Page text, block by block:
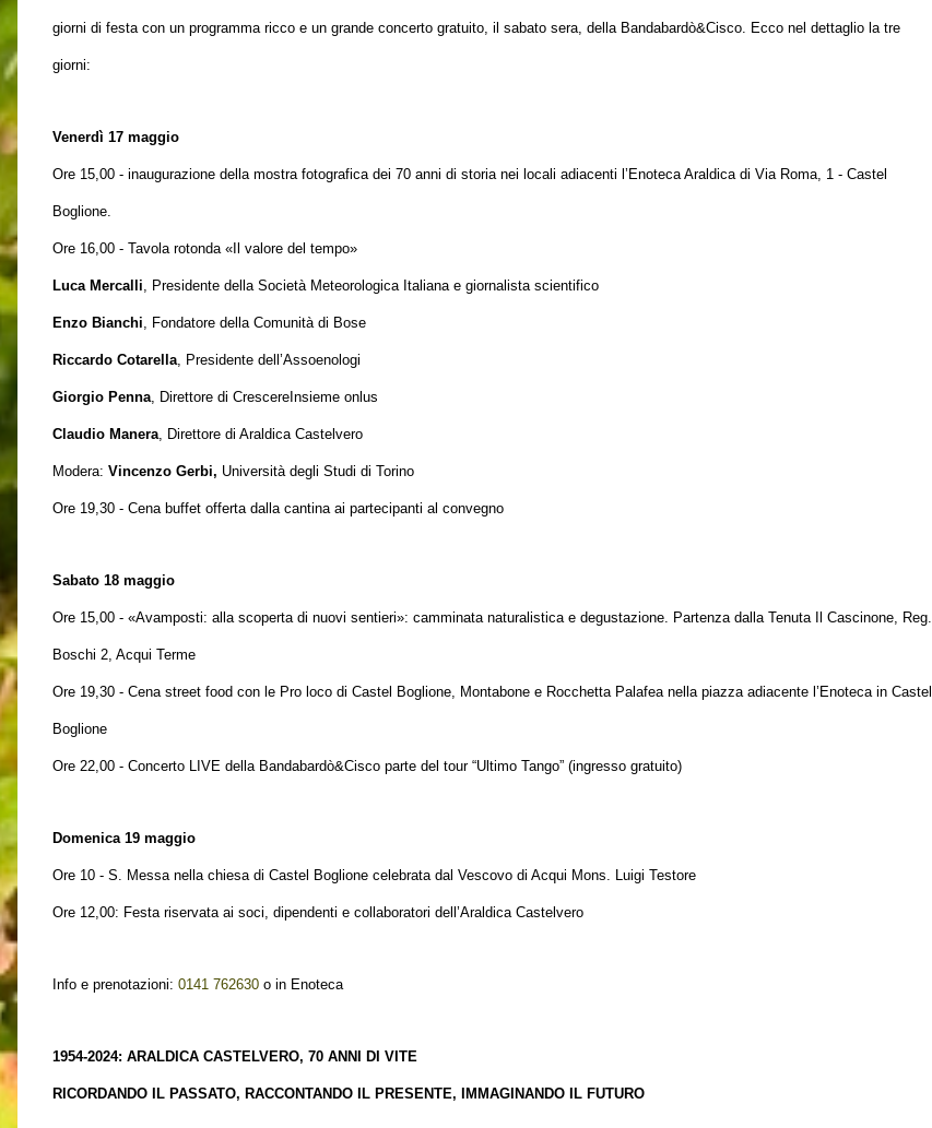
giorni di festa con un programma ricco e un grande concerto gratuito, il sabato sera, della Bandabardò&Cisco. Ecco nel dettaglio la tre
giorni:
Venerdì 17 maggio
Ore 15,00 - inaugurazione della mostra fotografica dei 70 anni di storia nei locali adiacenti l’Enoteca Araldica di Via Roma, 1 - Castel
Boglione.
Ore 16,00 - Tavola rotonda «Il valore del tempo»
Luca Mercalli, Presidente della Società Meteorologica Italiana e giornalista scientifico
Enzo Bianchi, Fondatore della Comunità di Bose
Riccardo Cotarella, Presidente dell’Assoenologi
Giorgio Penna, Direttore di CrescereInsieme onlus
Claudio Manera, Direttore di Araldica Castelvero
Modera: Vincenzo Gerbi, Università degli Studi di Torino
Ore 19,30 - Cena buffet offerta dalla cantina ai partecipanti al convegno
Sabato 18 maggio
Ore 15,00 - «Avamposti: alla scoperta di nuovi sentieri»: camminata naturalistica e degustazione. Partenza dalla Tenuta Il Cascinone, Reg.
Boschi 2, Acqui Terme
Ore 19,30 - Cena street food con le Pro loco di Castel Boglione, Montabone e Rocchetta Palafea nella piazza adiacente l’Enoteca in Castel
Boglione
Ore 22,00 - Concerto LIVE della Bandabardò&Cisco parte del tour “Ultimo Tango” (ingresso gratuito)
Domenica 19 maggio
Ore 10 - S. Messa nella chiesa di Castel Boglione celebrata dal Vescovo di Acqui Mons. Luigi Testore
Ore 12,00: Festa riservata ai soci, dipendenti e collaboratori dell’Araldica Castelvero
Info e prenotazioni: 0141 762630 o in Enoteca
1954-2024: ARALDICA CASTELVERO, 70 ANNI DI VITE
RICORDANDO IL PASSATO, RACCONTANDO IL PRESENTE, IMMAGINANDO IL FUTURO